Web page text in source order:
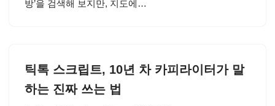
방’을 검색해 보지만, 지도에…
틱톡 스크립트, 10년 차 카피라이터가 말
하는 진짜 쓰는 법